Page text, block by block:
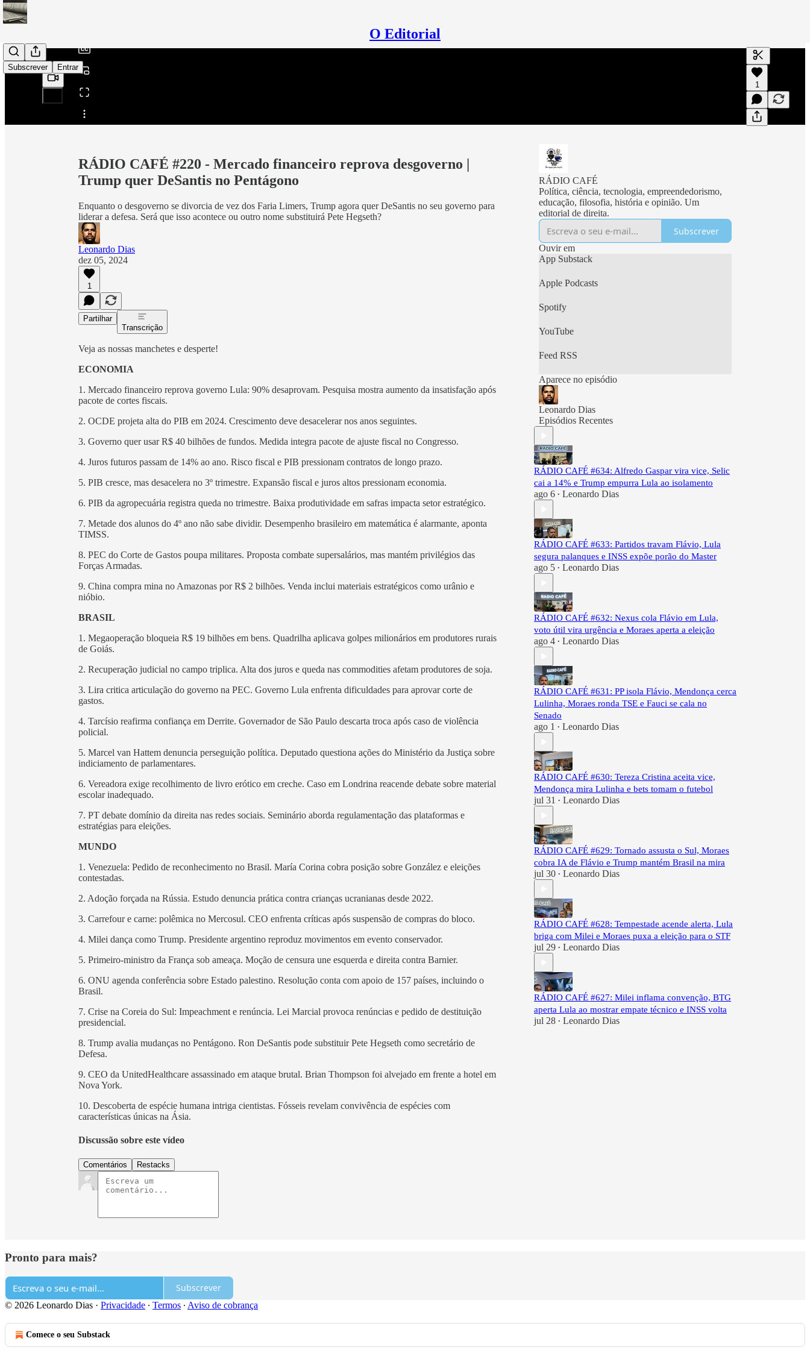
O Editorial
Subscrever Entrar
Partilhar a partir de0:00
Gerar
Uma
1
RÁDIO CAFÉ #220 - Mercado financeiro reprova desgoverno |
Trump quer DeSantis no Pentágono
Enquanto o desgoverno se divorcia de vez dos Faria Limers, Trump agora quer DeSantis no seu governo para
liderar a defesa. Será que isso acontece ou outro nome substituirá Pete Hegseth?
Leonardo Dias
dez 05, 2024
1
Partilhar
Transcrição
Veja as nossas manchetes e desperte!
ECONOMIA
1. Mercado financeiro reprova governo Lula: 90% desaprovam. Pesquisa mostra aumento da insatisfação após
pacote de cortes fiscais.
2. OCDE projeta alta do PIB em 2024. Crescimento deve desacelerar nos anos seguintes.
3. Governo quer usar R$ 40 bilhões de fundos. Medida integra pacote de ajuste fiscal no Congresso.
4. Juros futuros passam de 14% ao ano. Risco fiscal e PIB pressionam contratos de longo prazo.
5. PIB cresce, mas desacelera no 3º trimestre. Expansão fiscal e juros altos pressionam economia.
6. PIB da agropecuária registra queda no trimestre. Baixa produtividade em safras impacta setor estratégico.
7. Metade dos alunos do 4º ano não sabe dividir. Desempenho brasileiro em matemática é alarmante, aponta
TIMSS.
8. PEC do Corte de Gastos poupa militares. Proposta combate supersalários, mas mantém privilégios das
Forças Armadas.
9. China compra mina no Amazonas por R$ 2 bilhões. Venda inclui materiais estratégicos como urânio e
nióbio.
BRASIL
1. Megaoperação bloqueia R$ 19 bilhões em bens. Quadrilha aplicava golpes milionários em produtores rurais
de Goiás.
2. Recuperação judicial no campo triplica. Alta dos juros e queda nas commodities afetam produtores de soja.
3. Lira critica articulação do governo na PEC. Governo Lula enfrenta dificuldades para aprovar corte de
gastos.
4. Tarcísio reafirma confiança em Derrite. Governador de São Paulo descarta troca após caso de violência
policial.
5. Marcel van Hattem denuncia perseguição política. Deputado questiona ações do Ministério da Justiça sobre
indiciamento de parlamentares.
6. Vereadora exige recolhimento de livro erótico em creche. Caso em Londrina reacende debate sobre material
escolar inadequado.
7. PT debate domínio da direita nas redes sociais. Seminário aborda regulamentação das plataformas e
estratégias para eleições.
MUNDO
1. Venezuela: Pedido de reconhecimento no Brasil. María Corina cobra posição sobre González e eleições
contestadas.
2. Adoção forçada na Rússia. Estudo denuncia prática contra crianças ucranianas desde 2022.
3. Carrefour e carne: polêmica no Mercosul. CEO enfrenta críticas após suspensão de compras do bloco.
4. Milei dança como Trump. Presidente argentino reproduz movimentos em evento conservador.
5. Primeiro-ministro da França sob ameaça. Moção de censura une esquerda e direita contra Barnier.
6. ONU agenda conferência sobre Estado palestino. Resolução conta com apoio de 157 países, incluindo o
Brasil.
7. Crise na Coreia do Sul: Impeachment e renúncia. Lei Marcial provoca renúncias e pedido de destituição
presidencial.
8. Trump avalia mudanças no Pentágono. Ron DeSantis pode substituir Pete Hegseth como secretário de
Defesa.
9. CEO da UnitedHealthcare assassinado em ataque brutal. Brian Thompson foi alvejado em frente a hotel em
Nova York.
10. Descoberta de espécie humana intriga cientistas. Fósseis revelam convivência de espécies com
características únicas na Ásia.
Discussão sobre este vídeo
Comentários Restacks
RÁDIO CAFÉ
Política, ciência, tecnologia, empreendedorismo,
educação, filosofia, história e opinião. Um
editorial de direita.
Subscrever
Ouvir em
App Substack
Apple Podcasts
Spotify
YouTube
Feed RSS
Aparece no episódio
Leonardo Dias
Episódios Recentes
RÁDIO CAFÉ #634: Alfredo Gaspar vira vice, Selic
cai a 14% e Trump empurra Lula ao isolamento
ago 6 • Leonardo Dias
RÁDIO CAFÉ #633: Partidos travam Flávio, Lula
segura palanques e INSS expõe porão do Master
ago 5 • Leonardo Dias
RÁDIO CAFÉ #632: Nexus cola Flávio em Lula,
voto útil vira urgência e Moraes aperta a eleição
ago 4 • Leonardo Dias
RÁDIO CAFÉ #631: PP isola Flávio, Mendonça cerca
Lulinha, Moraes ronda TSE e Fauci se cala no
Senado
ago 1 • Leonardo Dias
RÁDIO CAFÉ #630: Tereza Cristina aceita vice,
Mendonça mira Lulinha e bets tomam o futebol
jul 31 • Leonardo Dias
RÁDIO CAFÉ #629: Tornado assusta o Sul, Moraes
cobra IA de Flávio e Trump mantém Brasil na mira
jul 30 • Leonardo Dias
RÁDIO CAFÉ #628: Tempestade acende alerta, Lula
briga com Milei e Moraes puxa a eleição para o STF
jul 29 • Leonardo Dias
RÁDIO CAFÉ #627: Milei inflama convenção, BTG
aperta Lula ao mostrar empate técnico e INSS volta
jul 28 • Leonardo Dias
Pronto para mais?
Subscrever
© 2026 Leonardo Dias · Privacidade ∙ Termos ∙ Aviso de cobrança
Comece o seu Substack